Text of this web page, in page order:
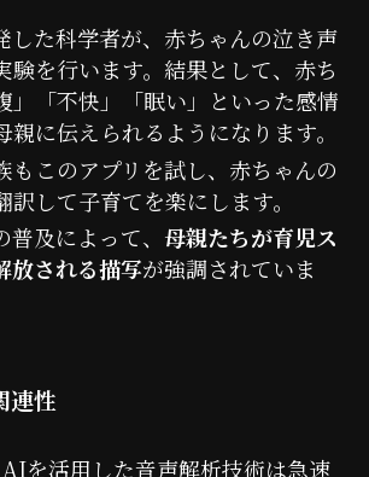
した科学者が、赤ちゃんの泣き声
験を行います。結果として、赤ち
」「不快」「眠い」といった感情
親に伝えられるようになります。
もこのアプリを試し、赤ちゃんの
訳して子育てを楽にします。
及によって、 母親たちが育児ス
放される描写が強調されていま
連性
を活用した音声解析技術は急速